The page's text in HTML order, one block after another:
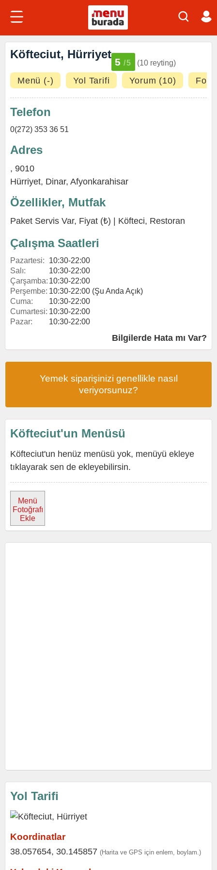
Köfteciut, Hürriyet
5 /5 (10 reyting)
Menü (-) Yol Tarifi Yorum (10)
Telefon
0(272) 353 36 51
Adres
, 9010
Hürriyet, Dinar, Afyonkarahisar
Özellikler, Mutfak
Paket Servis Var, Fiyat (₺) | Köfteci, Restoran
Çalışma Saatleri
Pazartesi:
10:30-22:00
Salı:
10:30-22:00
Çarşamba: 10:30-22:00
Perşembe: 10:30-22:00 (Şu Anda Açık)
Cuma:
10:30-22:00
Cumartesi: 10:30-22:00
Pazar:
10:30-22:00
Bilgilerde Hata mı Var?
Yemek siparişinizi genellikle nasıl
veriyorsunuz?
Köfteciut'un Menüsü
Köfteciut'un henüz menüsü yok, menüyü ekleye
tıklayarak sen de ekleyebilirsin.
Menü
Fotoğrafı
Ekle
Yol Tarifi
Koordinatlar
38.057654, 30.145857 (Harita ve GPS için enlem, boylam.)